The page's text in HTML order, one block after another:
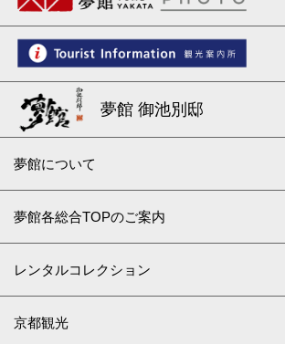
夢館 御池別邸
夢館について
夢館各総合TOPのご案内
レンタルコレクション
京都観光